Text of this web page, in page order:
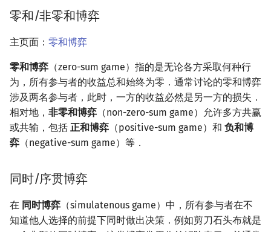
序列自动机
Lyndon 分解
Main–Lorentz 算法
阶 & 原根
高次剩余 & 单位根
数论分块
狄利克雷卷积
莫比乌斯反演
杜教筛
树套树
动态树
析合树
PQ 树
手指树
霍夫曼树
哈密顿图
平面图
弦图
图的着色
网络流
图的匹配
珂朵莉树/颜色段均摊
零和/非零和博弈
主页面： 零和博弈
零和博弈 （zero-sum game）指的是无论各方采取何种行
为，所有参与者的收益总和始终为零．通常讨论的零和博弈
涉及两名参与者，此时，一方的收益必然是另一方的损失．
相对地， 非零和博弈 （non-zero-sum game）允许多方共赢
或共输，包括 正和博弈 （positive-sum game）和 负和博
弈 （negative-sum game）等．
同时/序贯博弈
在 同时博弈 （simulatenous game）中，所有参与者在不
知道他人选择的前提下同时做出决策．例如剪刀石头布就是